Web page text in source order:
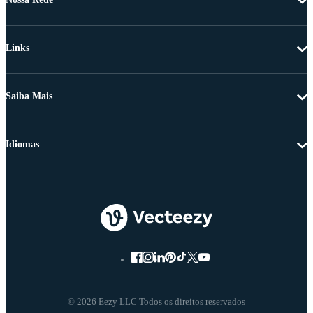
Links
Saiba Mais
© 2026 Eezy LLC Todos os direitos reservados
Idiomas